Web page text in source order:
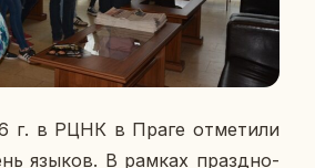
г. в РЦНК в Праге от­ме­ти­ли
языков. В рамках празд­но­